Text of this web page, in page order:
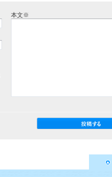
本文※